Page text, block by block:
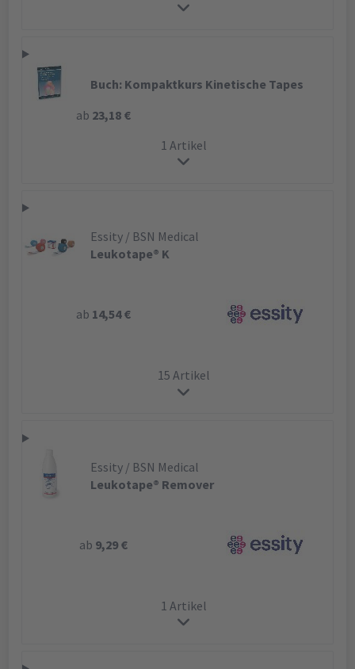
Buch: Kompaktkurs Kinetische Tapes
ab 23,18 €
1 Artikel
Essity / BSN Medical
Leukotape® K
ab 14,54 €
15 Artikel
Essity / BSN Medical
Leukotape® Remover
ab 9,29 €
1 Artikel